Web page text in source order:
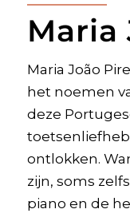
Maria
Maria João
het noemen
deze
ontlokken.
zijn, soms
piano en de